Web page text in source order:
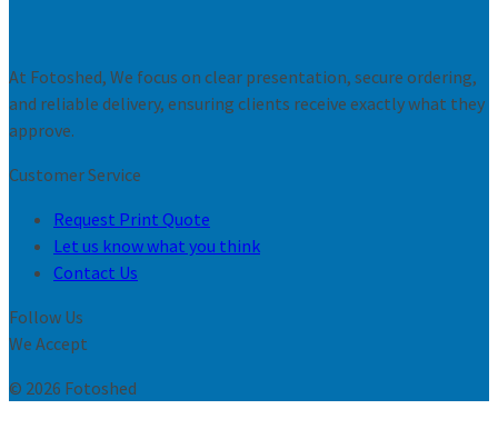
At Fotoshed, We focus on clear presentation, secure ordering,
and reliable delivery, ensuring clients receive exactly what they
approve.
Customer Service
Request Print Quote
Let us know what you think
Contact Us
Follow Us
We Accept
© 2026 Fotoshed